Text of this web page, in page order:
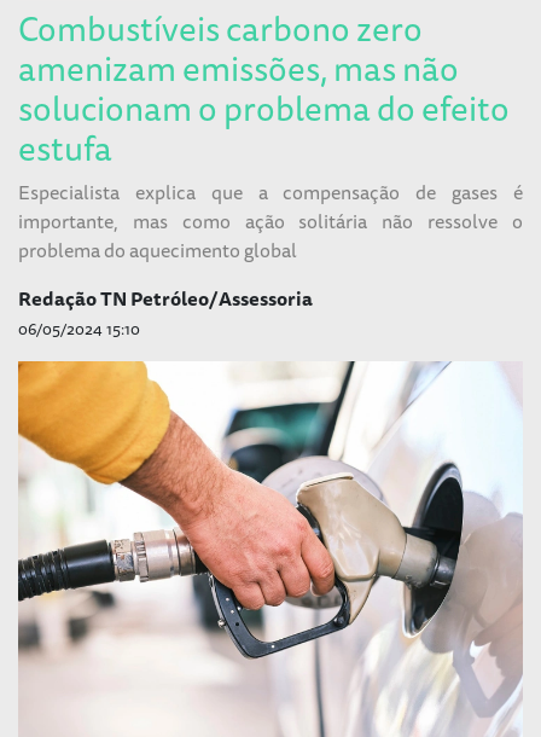
Combustíveis carbono zero
amenizam emissões, mas não
solucionam o problema do efeito
estufa
Especialista explica que a compensação de gases é
importante, mas como ação solitária não ressolve o
problema do aquecimento global
Redação TN Petróleo/Assessoria
06/05/2024 15:10